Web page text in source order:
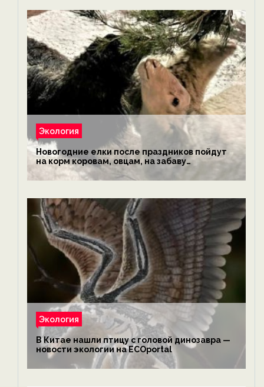
Экология
Новогодние елки после праздников пойдут
на корм коровам, овцам, на забаву
обезьянам, львам и леопардам — новости
экологии на ECOportal
Экология
В Китае нашли птицу с головой динозавра —
новости экологии на ECOportal